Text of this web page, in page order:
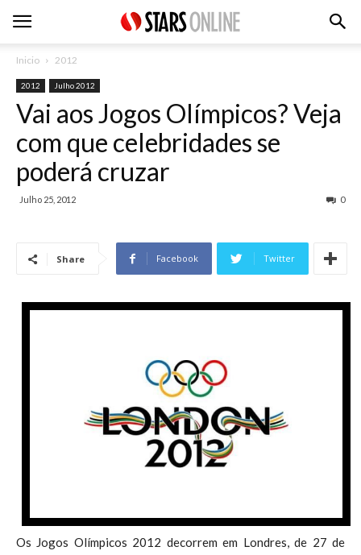
Inicio 2012
2012 Julho 2012
Vai aos Jogos Olímpicos? Veja
com que celebridades se
poderá cruzar
Julho 25, 2012 0
Share Facebook Twitter
Os Jogos Olímpicos 2012 decorrem em Londres, de 27 de